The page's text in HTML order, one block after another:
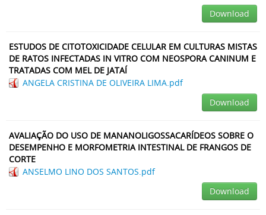
Download
ESTUDOS DE CITOTOXICIDADE CELULAR EM CULTURAS MISTAS
DE RATOS INFECTADAS IN VITRO COM NEOSPORA CANINUM E
TRATADAS COM MEL DE JATAÍ
ANGELA CRISTINA DE OLIVEIRA LIMA.pdf
Download
AVALIAÇÃO DO USO DE MANANOLIGOSSACARÍDEOS SOBRE O
DESEMPENHO E MORFOMETRIA INTESTINAL DE FRANGOS DE
CORTE
ANSELMO LINO DOS SANTOS.pdf
Download